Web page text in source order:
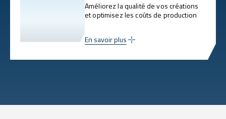
Améliorez la qualité de vos créations
et optimisez les coûts de production
En savoir plus